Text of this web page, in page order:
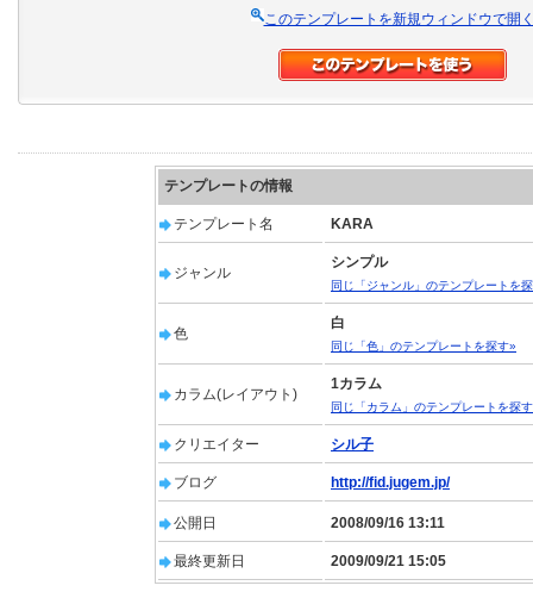
このテンプレートを新規ウィンドウで開
テンプレートの情報
テンプレート名 KARA
ジャンル
シンプル
同じ「ジャンル」のテンプレートを
色
白
同じ「色」のテンプレートを探す»
カラム(レイアウト)
1カラム
同じ「カラム」のテンプレートを探
クリエイター シル子
ブログ http://fid.jugem.jp/
公開日 2008/09/16 13:11
最終更新日 2009/09/21 15:05